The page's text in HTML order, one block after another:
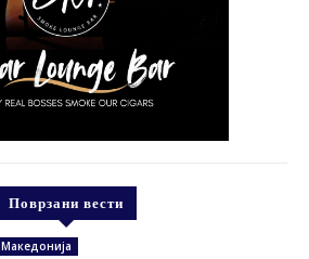
Поврзани вести
Македонија